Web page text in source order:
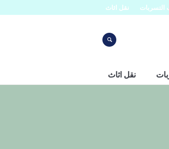
نقل اثاث
نقل اثاث